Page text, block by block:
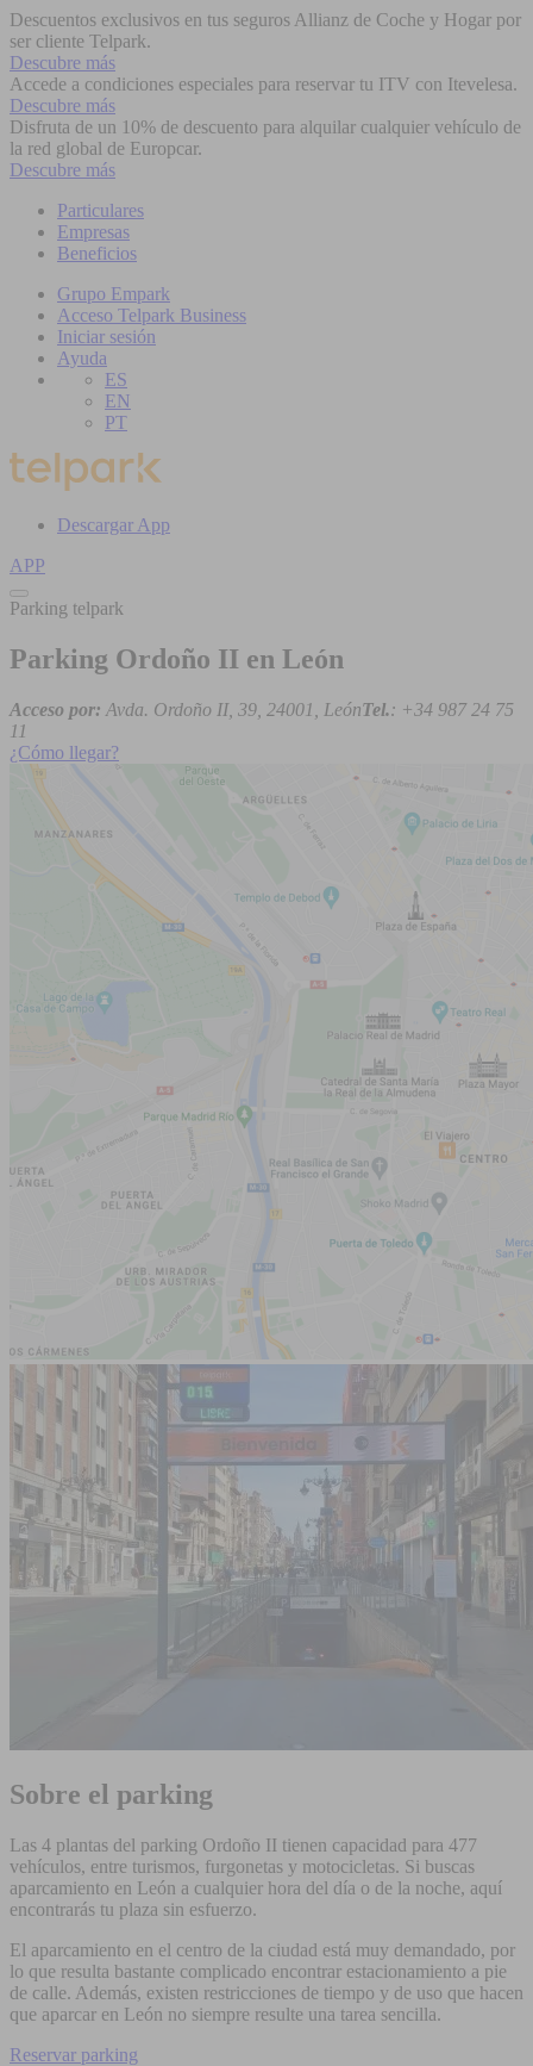
Descuentos exclusivos en tus seguros Allianz de Coche y Hogar por
ser cliente Telpark.
Descubre más
Accede a condiciones especiales para reservar tu ITV con Itevelesa.
Descubre más
Disfruta de un 10% de descuento para alquilar cualquier vehículo de
la red global de Europcar.
Descubre más
Particulares
Empresas
Beneficios
Grupo Empark
Acceso Telpark Business
Iniciar sesión
Ayuda
ES
EN
PT
Descargar App
APP
Parking telpark
Parking Ordoño II en León
Acceso por: Avda. Ordoño II, 39, 24001, LeónTel.: +34 987 24 75
11
¿Cómo llegar?
Sobre el parking
Las 4 plantas del parking Ordoño II tienen capacidad para 477
vehículos, entre turismos, furgonetas y motocicletas. Si buscas
aparcamiento en León a cualquier hora del día o de la noche, aquí
encontrarás tu plaza sin esfuerzo.
El aparcamiento en el centro de la ciudad está muy demandado, por
lo que resulta bastante complicado encontrar estacionamiento a pie
de calle. Además, existen restricciones de tiempo y de uso que hacen
que aparcar en León no siempre resulte una tarea sencilla.
Reservar parking